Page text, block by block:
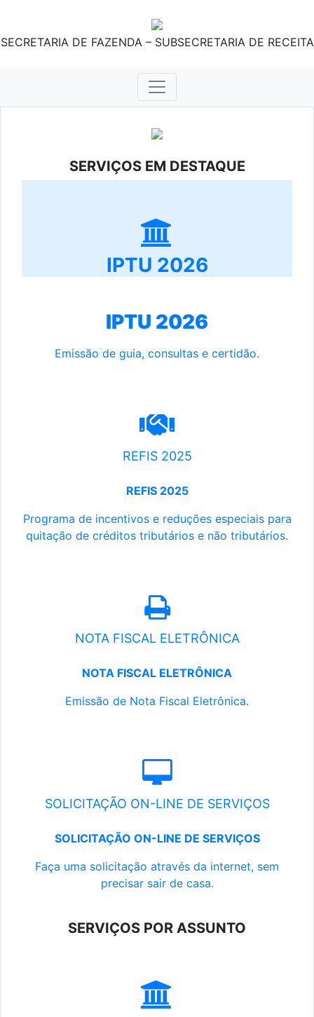
SECRETARIA DE FAZENDA – SUBSECRETARIA DE RECEITA
SERVIÇOS EM DESTAQUE
IPTU 2026
IPTU 2026
Emissão de guia, consultas e certidão.
REFIS 2025
REFIS 2025
Programa de incentivos e reduções especiais para
quitação de créditos tributários e não tributários.
NOTA FISCAL ELETRÔNICA
NOTA FISCAL ELETRÔNICA
Emissão de Nota Fiscal Eletrônica.
SOLICITAÇÃO ON-LINE DE SERVIÇOS
SOLICITAÇÃO ON-LINE DE SERVIÇOS
Faça uma solicitação através da internet, sem
precisar sair de casa.
SERVIÇOS POR ASSUNTO